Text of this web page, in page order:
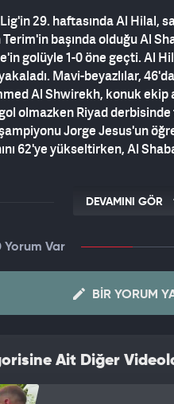
29. haftasında Al Hilal,
başında olduğu Al
golüyle 1-0 öne geçti. Al
Mavi-beyazlılar,
Al Shwirekh, konuk ekip
olmazken Riyad
Jorge Jesus'un
62'ye yükseltirken, Al
DEVAMINI GÖR
Yorum Var
BIR YORUM
Ait Diğer